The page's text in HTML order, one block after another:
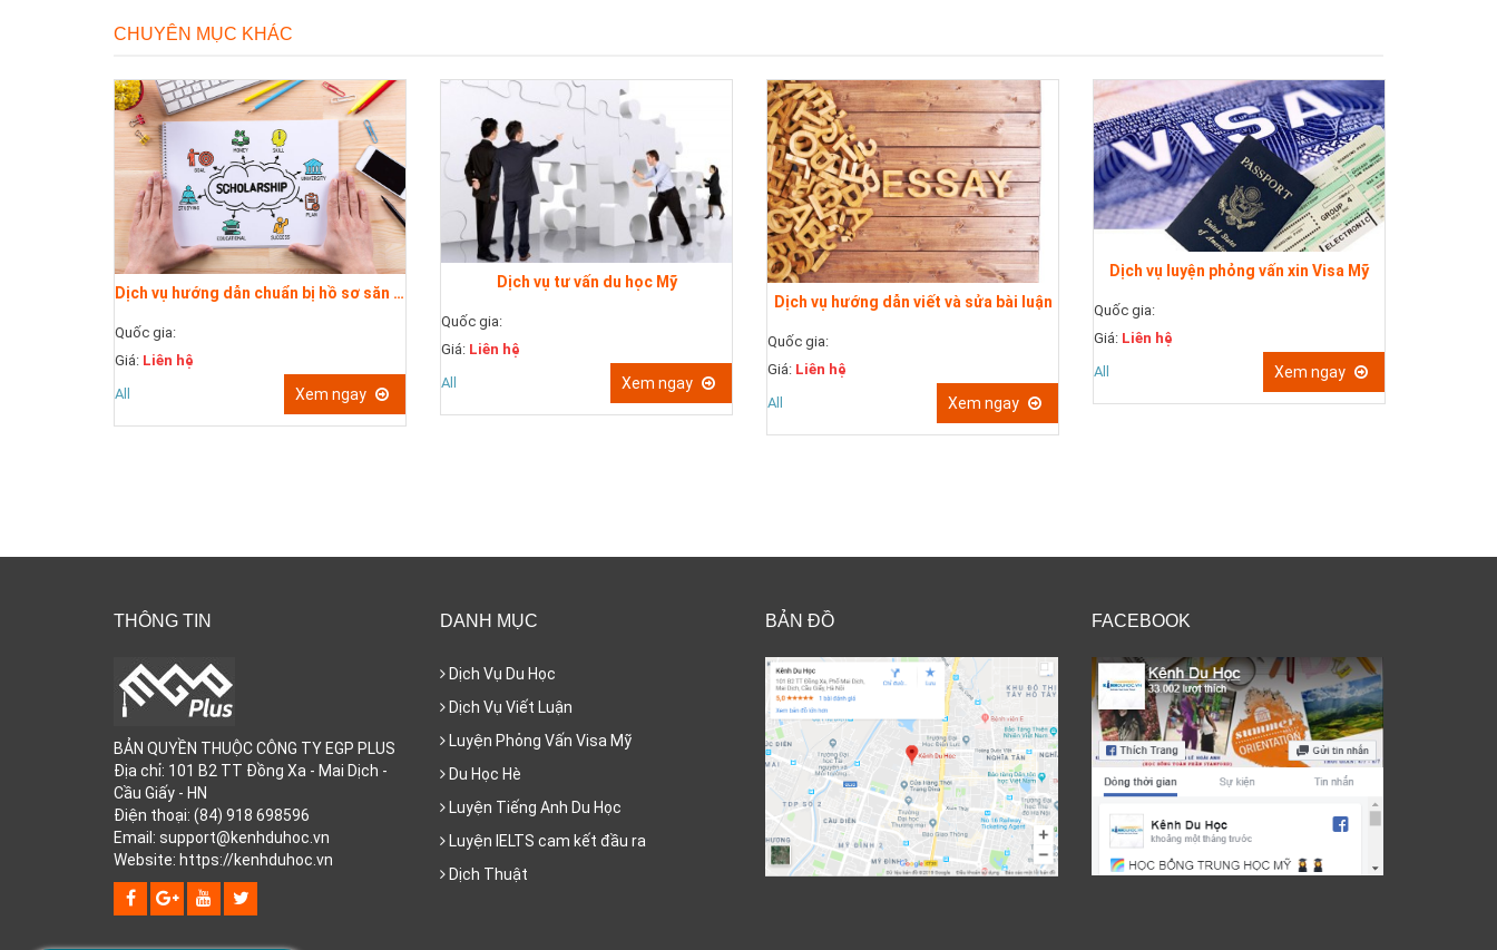
CHUYÊN MỤC KHÁC
Dịch vụ hướng dẫn chuẩn bị hồ sơ săn học...
Quốc gia:
Giá: Liên hệ
All
Xem ngay
Dịch vụ tư vấn du học Mỹ
Quốc gia:
Giá: Liên hệ
All
Xem ngay
Dịch vụ hướng dẫn viết và sửa bài luận
Quốc gia:
Giá: Liên hệ
All
Xem ngay
Dịch vụ luyện phỏng vấn xin Visa Mỹ
Quốc gia:
Giá: Liên hệ
All
Xem ngay
THÔNG TIN
BẢN QUYỀN THUỘC CÔNG TY EGP PLUS
Địa chỉ: 101 B2 TT Đồng Xa - Mai Dịch -
Cầu Giấy - HN
Điện thoại: (84) 918 698596
Email: support@kenhduhoc.vn
Website: https://kenhduhoc.vn
DANH MỤC
Dịch Vụ Du Học
Dịch Vụ Viết Luận
Luyện Phỏng Vấn Visa Mỹ
Du Học Hè
Luyện Tiếng Anh Du Học
Luyện IELTS cam kết đầu ra
Dịch Thuật
BẢN ĐỒ FACEBOOK